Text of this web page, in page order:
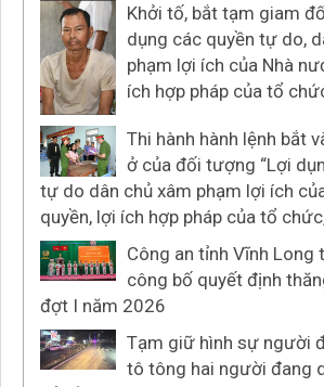
Khởi tố, bắt tạm giam
dụng các quyền tự do,
phạm lợi ích của Nhà
ích hợp pháp của tổ
Thi hành hành lệnh bắt
ở của đối tượng “Lợi
tự do dân chủ xâm phạm lợi ích
quyền, lợi ích hợp pháp của tổ
Công an tỉnh Vĩnh Long
công bố quyết định
đợt I năm 2026
Tạm giữ hình sự người
tô tông hai người đang